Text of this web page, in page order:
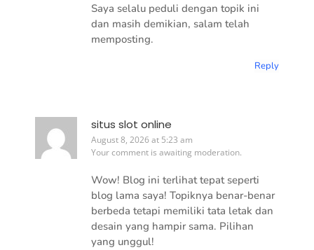
Saya selalu peduli dengan topik ini
dan masih demikian, salam telah
memposting.
Reply
situs slot online
August 8, 2026 at 5:23 am
Your comment is awaiting moderation.
Wow! Blog ini terlihat tepat seperti
blog lama saya! Topiknya benar-benar
berbeda tetapi memiliki tata letak dan
desain yang hampir sama. Pilihan
yang unggul!